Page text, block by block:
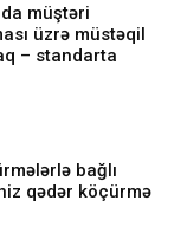
müştəri
üzrə müstəqil
– standarta
bağlı
qədər köçürmə